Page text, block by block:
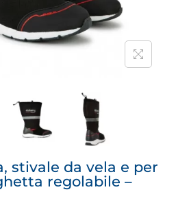
stivale da vela e per
regolabile –